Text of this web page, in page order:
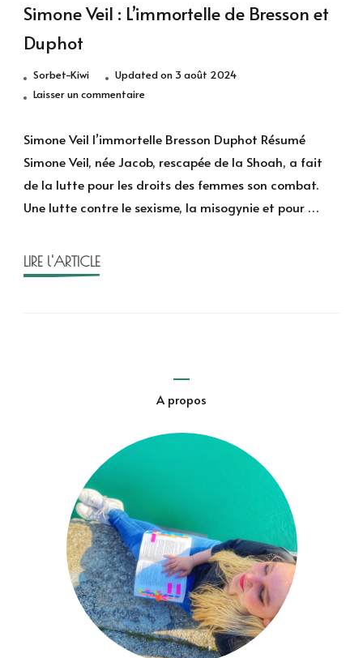
Simone Veil : L’immortelle de Bresson et
Duphot
Sorbet-Kiwi Updated on 3 août 2024
Laisser un commentairesur
Veil
L’immortelle
de
Bresson
Simone Veil l’immortelle Bresson Duphot Résumé
Simone Veil, née Jacob, rescapée de la Shoah, a fait
de la lutte pour les droits des femmes son combat.
Une lutte contre le sexisme, la misogynie et pour …
LIRE l'ARTICLE
A propos